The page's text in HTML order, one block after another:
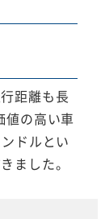
距離も長
値の高い車
ドルとい
ました。